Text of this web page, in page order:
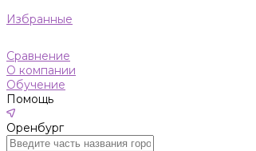
Избранные
Сравнение
О компании
Обучение
Помощь
Оренбург